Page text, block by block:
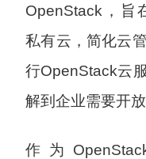
OpenStack，旨
私有云，简化云
行OpenStack云
解到企业需要开
作为